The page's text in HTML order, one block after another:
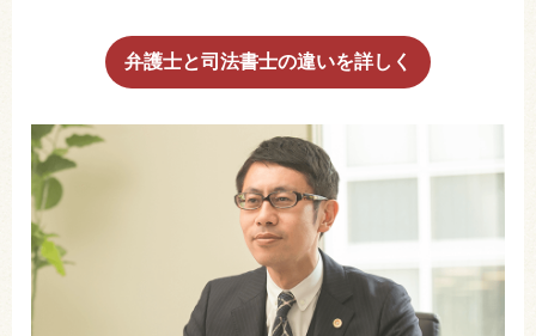
弁護士と司法書士の違いを詳しく